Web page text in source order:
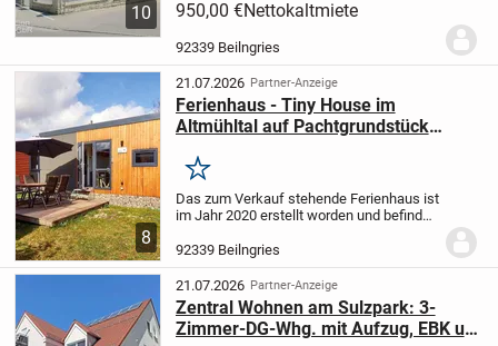
10
verkörpern auch eine besondere
Altbau wohnt, genießt die historische
Architektur und die...
950,00 €Nettokaltmiete
92339 Beilngries
8
21.07.2026 Partner-Anzeige
Ferienhaus - Tiny House im
Altmühltal auf Pachtgrundstück
Merken
Das zum Verkauf stehende Ferienhaus ist
im Jahr 2020 erstellt worden und befindet
ca. 3 ha grossen Naturpark. Der idyllisch
gelegene Ferienpark ist vom...
92339 Beilngries
21.07.2026 Partner-Anzeige
Zentral Wohnen am Sulzpark: 3-
Zimmer-DG-Whg. mit Aufzug, EBK u.